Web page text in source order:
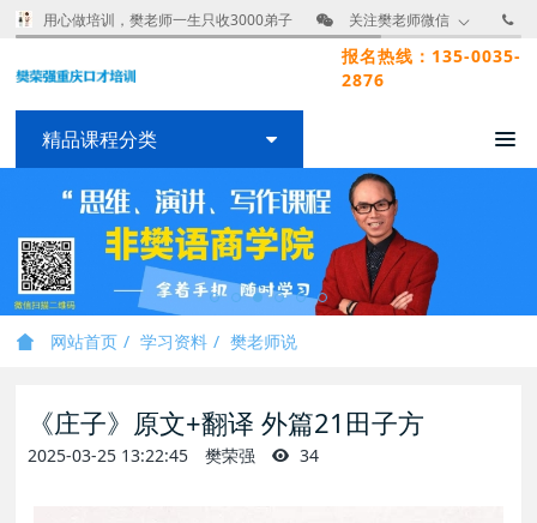
用心做培训，樊老师一生只收3000弟子 关注樊老师微信
报名热线：135-0035-
2876
精品课程分类
网站首页 学习资料 樊老师说
《庄子》原文+翻译 外篇21田子方
2025-03-25 13:22:45 樊荣强 34